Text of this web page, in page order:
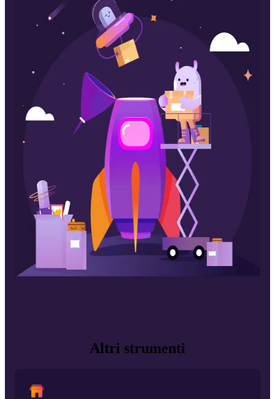
Altri strumenti